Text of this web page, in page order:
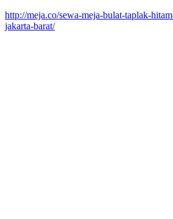
http://meja.co/sewa-meja-bulat-taplak-
jakarta-barat/